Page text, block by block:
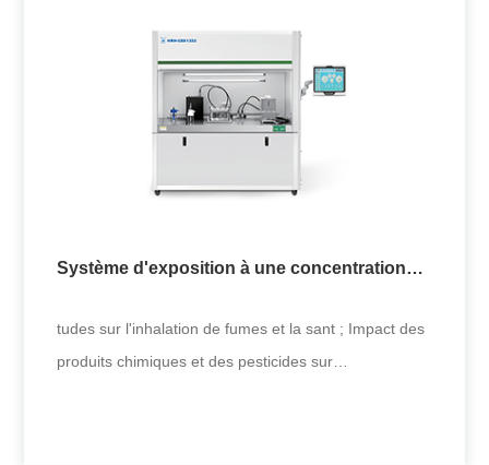
Système d'exposition cellulaire à
concentrations multiples
Système d'exposition à une concentration
tudes sur l'inhalation de fumes et la sant ; Impact des
produits chimiques et des pesticides sur